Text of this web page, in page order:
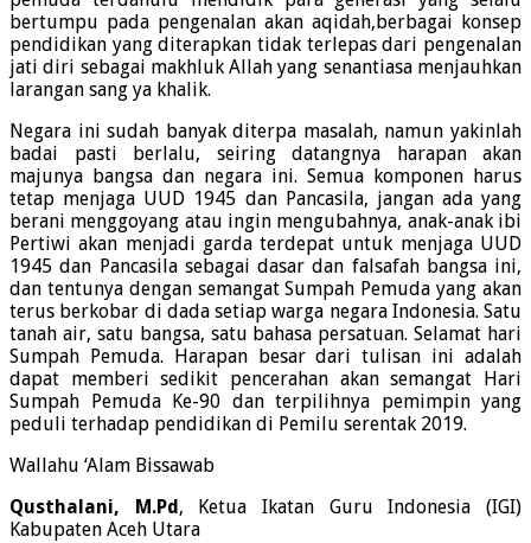
bertumpu pada pengenalan akan aqidah,berbagai konsep
pendidikan yang diterapkan tidak terlepas dari pengenalan
jati diri sebagai makhluk Allah yang senantiasa menjauhkan
larangan sang ya khalik.
Negara ini sudah banyak diterpa masalah, namun yakinlah
badai pasti berlalu, seiring datangnya harapan akan
majunya bangsa dan negara ini. Semua komponen harus
tetap menjaga UUD 1945 dan Pancasila, jangan ada yang
berani menggoyang atau ingin mengubahnya, anak-anak ibi
Pertiwi akan menjadi garda terdepat untuk menjaga UUD
1945 dan Pancasila sebagai dasar dan falsafah bangsa ini,
dan tentunya dengan semangat Sumpah Pemuda yang akan
terus berkobar di dada setiap warga negara Indonesia. Satu
tanah air, satu bangsa, satu bahasa persatuan. Selamat hari
Sumpah Pemuda. Harapan besar dari tulisan ini adalah
dapat memberi sedikit pencerahan akan semangat Hari
Sumpah Pemuda Ke-90 dan terpilihnya pemimpin yang
peduli terhadap pendidikan di Pemilu serentak 2019.
Wallahu ‘Alam Bissawab
Qusthalani, M.Pd , Ketua Ikatan Guru Indonesia (IGI)
Kabupaten Aceh Utara